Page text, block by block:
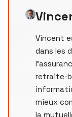
Vincent
dans les
retraite-
mieux
la